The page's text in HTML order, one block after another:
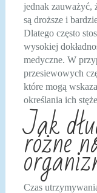
jednak zauważyć,
są droższe i
Dlatego często
wysokiej
medyczne. W
przesiewowych
które mogą
określania ich
Jak
różne
Czas